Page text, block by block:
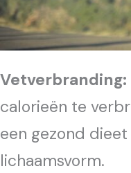
Vetverbranding:
calorieën te
een gezond
lichaamsvorm.